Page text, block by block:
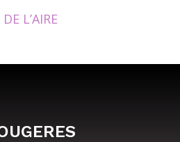
L’AIRE